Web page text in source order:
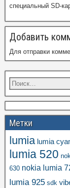
специальный SD-
Добавить
Для отправки
Метки
lumia lumia
lumia 520
630 nokia lumia
lumia 925 sdk